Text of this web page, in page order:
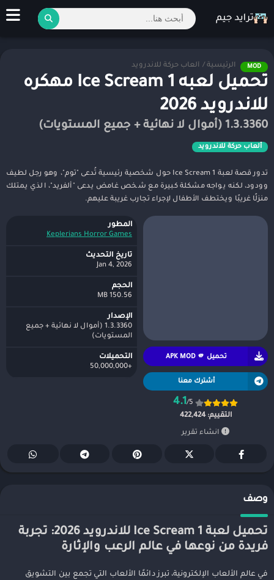
MOD الرئيسية / ألعاب حركة للاندرويد
تحميل لعبه Ice Scream 1 مهكره
للاندرويد 2026
1.3.3360 (أموال لا نهائية + جميع المستويات)
ألعاب حركة للاندرويد
تدور قصة لعبة Ice Scream 1 حول شخصية رئيسية تُدعى "توم"، وهو رجل لطيف
وودود، لكنه يواجه مشكلة كبيرة مع شخص غامض يدعى "ألفريد"، الذي يمتلك
منزلًا غريبًا ويختطف الأطفال لإجراء تجارب غريبة عليهم.
تحميل APK MOD 🫵
أشترك معنا
4.1/5
التقييم:422,424
انشاء تقرير
المطور
Keplerians Horror Games‏
تاريخ التحديث
Jan 4, 2026
الحجم
150.56 MB
الإصدار
1.3.3360 (أموال لا نهائية + جميع
المستويات)
التحميلات
+50,000,000
وصف
تحميل لعبة Ice Scream 1 للاندرويد 2026: تجربة
فريدة من نوعها في عالم الرعب والإثارة
في عالم الألعاب الإلكترونية، تبرز دائمًا الألعاب التي تجمع بين التشويق